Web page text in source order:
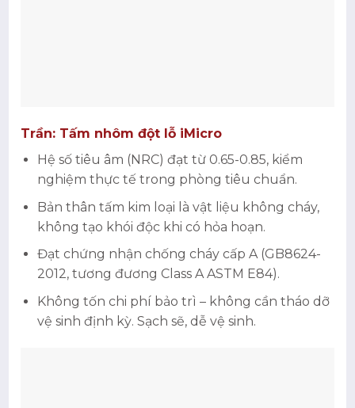
Trần: Tấm nhôm đột lỗ iMicro
Hệ số tiêu âm (NRC) đạt từ 0.65-0.85, kiểm
nghiệm thực tế trong phòng tiêu chuẩn.
Bản thân tấm kim loại là vật liệu không cháy,
không tạo khói độc khi có hỏa hoạn.
Đạt chứng nhận chống cháy cấp A (GB8624-
2012, tương đương Class A ASTM E84).
Không tốn chi phí bảo trì – không cần tháo dỡ
vệ sinh định kỳ. Sạch sẽ, dễ vệ sinh.